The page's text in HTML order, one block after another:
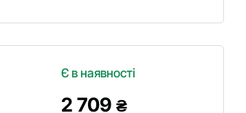
Є в наявності
2 709 ₴